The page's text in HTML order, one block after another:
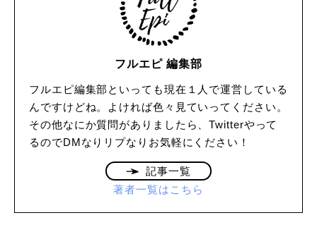
フルエピ 編集部
フルエピ編集部といっても現在１人で運営している
んですけどね。よければ色々見ていってください。
その他なにか質問がありましたら、Twitterやって
るのでDMなりリプなりお気軽にください！
記事一覧
著者一覧はこちら